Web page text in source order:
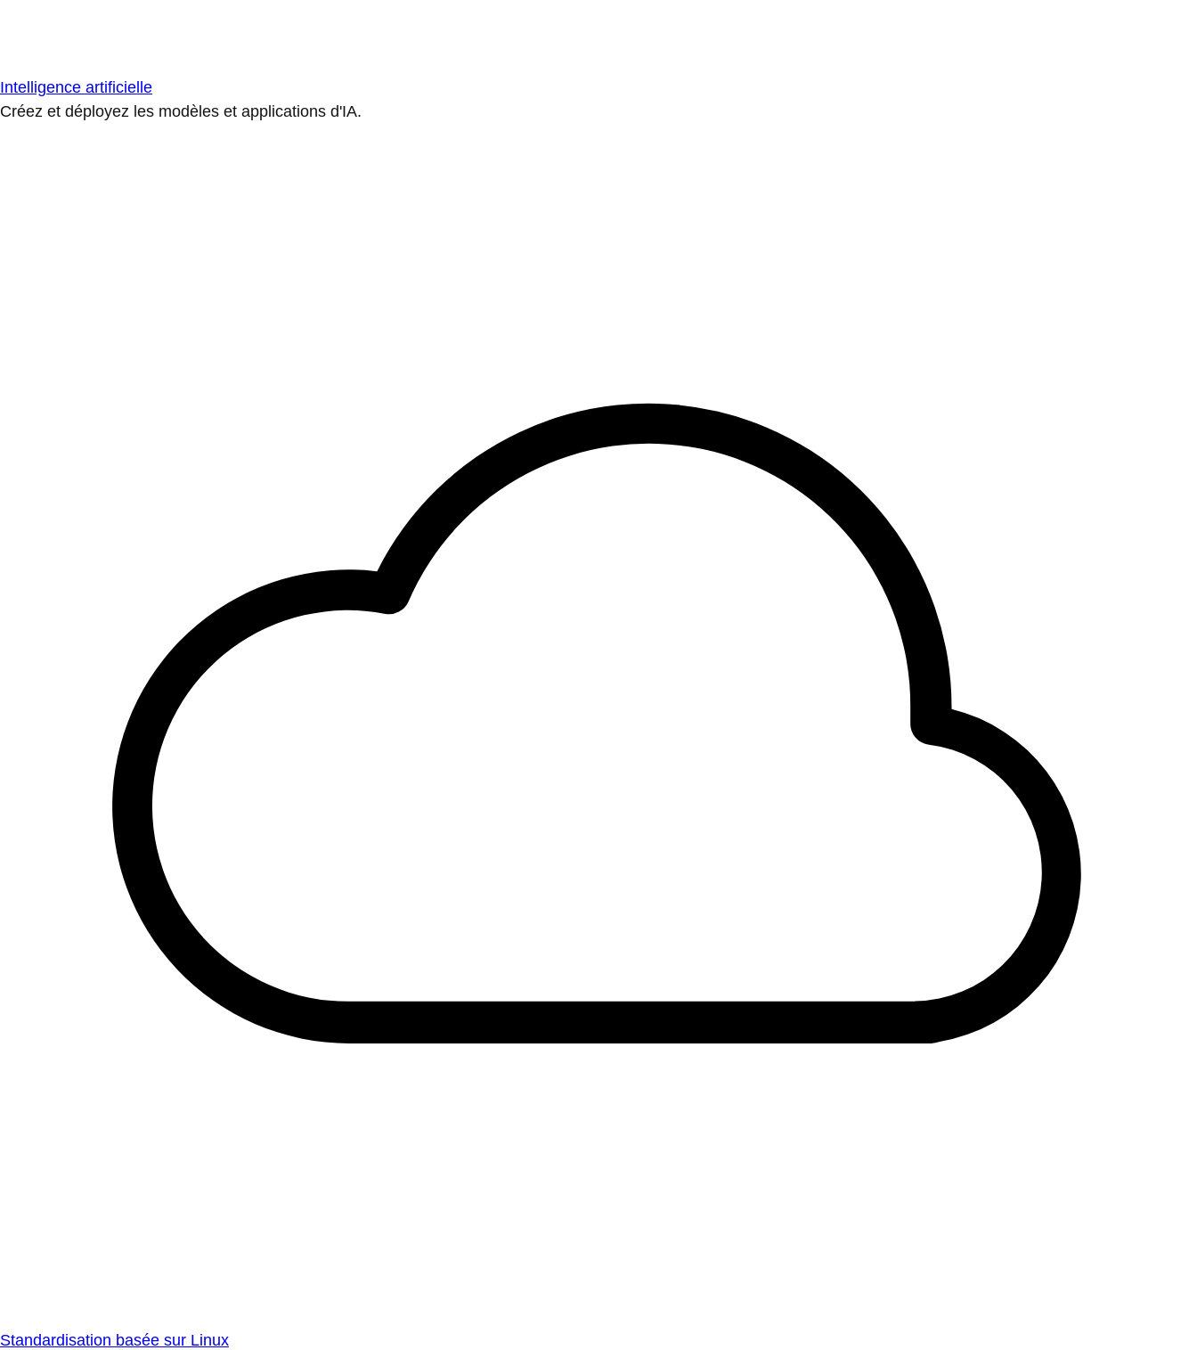
Intelligence artificielle
Créez et déployez les modèles et applications d'IA.
Standardisation basée sur Linux